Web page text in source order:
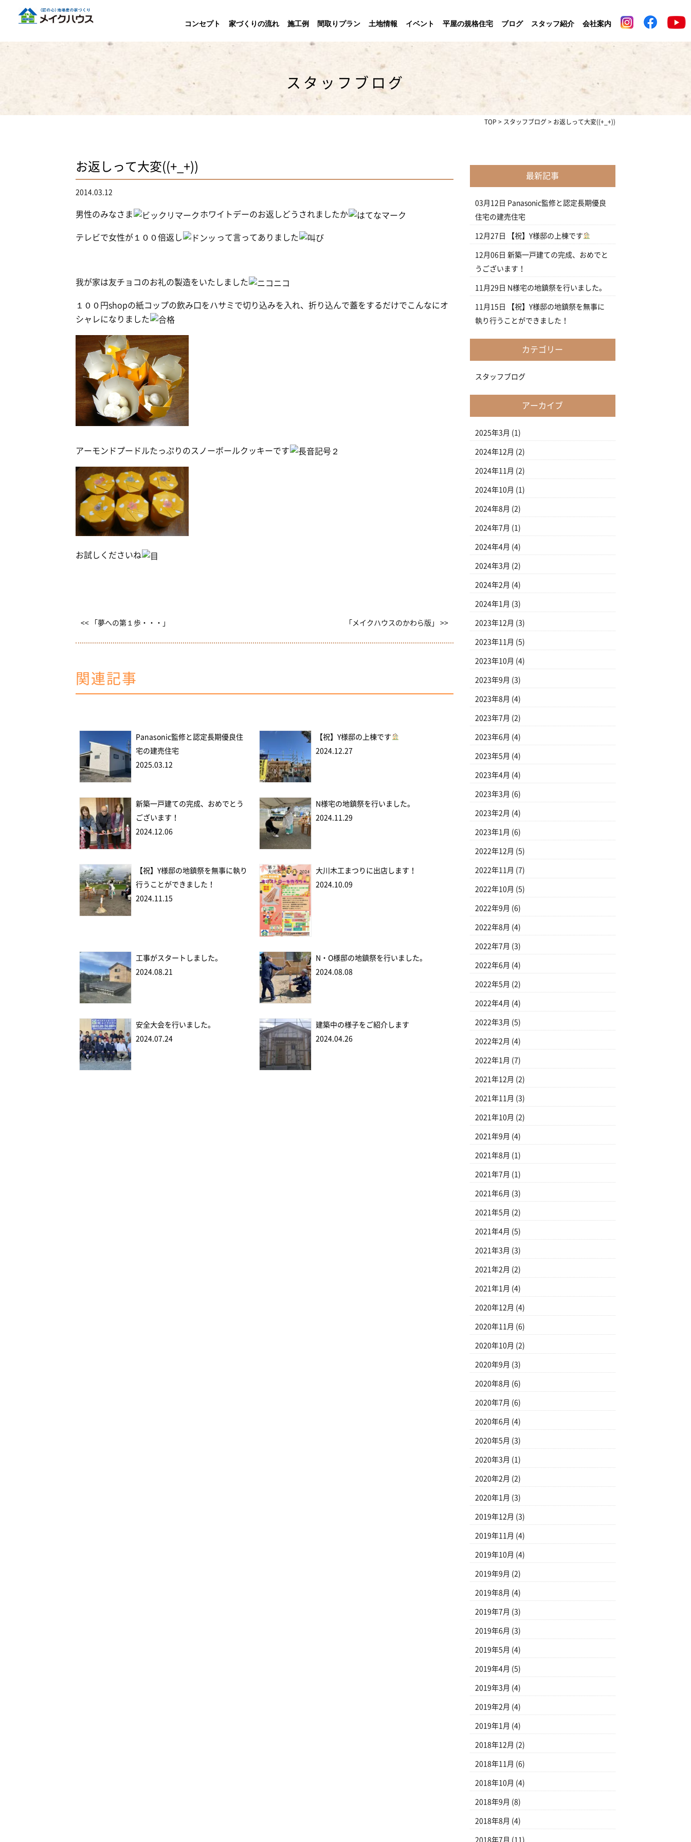
コンセプト 家づくりの流れ 施工例 間取りプラン 土地情報 イベント 平屋の規格住宅 ブログ スタッフ紹介 会社案内
スタッフブログ
TOP > スタッフブログ > お返しって大変((+_+))
お返しって大変((+_+))
2014.03.12
男性のみなさま ホワイトデーのお返しどうされましたか
テレビで女性が１００倍返し って言ってありました
我が家は友チョコのお礼の製造をいたしました
１００円shopの紙コップの飲み口をハサミで切り込みを入れ、折り込んで蓋をするだけでこんなにオ
シャレになりました
アーモンドプードルたっぷりのスノーボールクッキーです
お試しくださいね
<< 「夢への第１歩・・・」 「メイクハウスのかわら版」 >>
関連記事
Panasonic監修と認定長期優良住
宅の建売住宅
2025.03.12
【祝】Y様邸の上棟です
2024.12.27
新築一戸建ての完成、おめでとう
ございます！
2024.12.06
N様宅の地鎮祭を行いました。
2024.11.29
【祝】Y様邸の地鎮祭を無事に執り
行うことができました！
2024.11.15
大川木工まつりに出店します！
2024.10.09
工事がスタートしました。
2024.08.21
N・O様邸の地鎮祭を行いました。
2024.08.08
安全大会を行いました。
2024.07.24
建築中の様子をご紹介します
2024.04.26
最新記事
03月12日 Panasonic監修と認定長期優良
住宅の建売住宅
12月27日 【祝】Y様邸の上棟です
12月06日 新築一戸建ての完成、おめでと
うございます！
11月29日 N様宅の地鎮祭を行いました。
11月15日
【祝】Y様邸の地鎮祭を無事に
執り行うことができました！
カテゴリー
スタッフブログ
アーカイブ
2025年3月 (1)
2024年12月 (2)
2024年11月 (2)
2024年10月 (1)
2024年8月 (2)
2024年7月 (1)
2024年4月 (4)
2024年3月 (2)
2024年2月 (4)
2024年1月 (3)
2023年12月 (3)
2023年11月 (5)
2023年10月 (4)
2023年9月 (3)
2023年8月 (4)
2023年7月 (2)
2023年6月 (4)
2023年5月 (4)
2023年4月 (4)
2023年3月 (6)
2023年2月 (4)
2023年1月 (6)
2022年12月 (5)
2022年11月 (7)
2022年10月 (5)
2022年9月 (6)
2022年8月 (4)
2022年7月 (3)
2022年6月 (4)
2022年5月 (2)
2022年4月 (4)
2022年3月 (5)
2022年2月 (4)
2022年1月 (7)
2021年12月 (2)
2021年11月 (3)
2021年10月 (2)
2021年9月 (4)
2021年8月 (1)
2021年7月 (1)
2021年6月 (3)
2021年5月 (2)
2021年4月 (5)
2021年3月 (3)
2021年2月 (2)
2021年1月 (4)
2020年12月 (4)
2020年11月 (6)
2020年10月 (2)
2020年9月 (3)
2020年8月 (6)
2020年7月 (6)
2020年6月 (4)
2020年5月 (3)
2020年3月 (1)
2020年2月 (2)
2020年1月 (3)
2019年12月 (3)
2019年11月 (4)
2019年10月 (4)
2019年9月 (2)
2019年8月 (4)
2019年7月 (3)
2019年6月 (3)
2019年5月 (4)
2019年4月 (5)
2019年3月 (4)
2019年2月 (4)
2019年1月 (4)
2018年12月 (2)
2018年11月 (6)
2018年10月 (4)
2018年9月 (8)
2018年8月 (4)
2018年7月 (11)